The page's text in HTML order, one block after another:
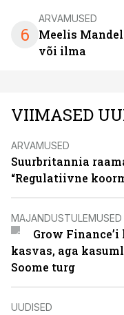
6
ARVAMUSED
Meelis
või ilma
VIIMASED
ARVAMUSED
Suurbritannia
“Regulatiivne
MAJANDUSTULEMUSED
Grow
kasvas, aga
Soome turg
UUDISED